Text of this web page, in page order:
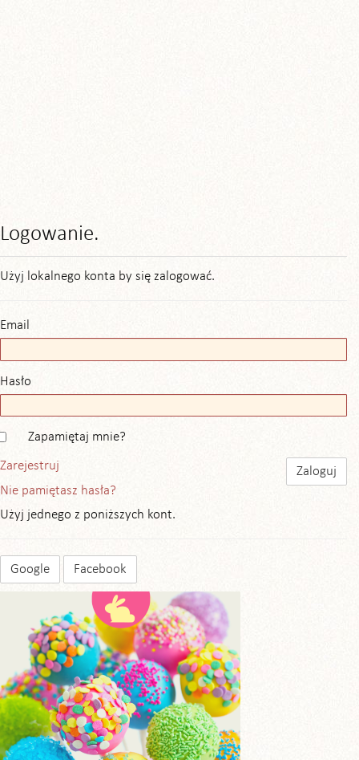
Logowanie.
Użyj lokalnego konta by się zalogować.
Email
Hasło
Zapamiętaj mnie?
Zarejestruj
Nie pamiętasz hasła?
Użyj jednego z poniższych kont.
Google Facebook